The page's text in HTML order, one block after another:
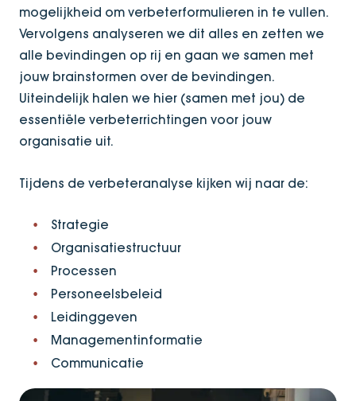
mogelijkheid om verbeterformulieren in te vullen.
Vervolgens analyseren we dit alles en zetten we
alle bevindingen op rij en gaan we samen met
jouw brainstormen over de bevindingen.
Uiteindelijk halen we hier (samen met jou) de
essentiële verbeterrichtingen voor jouw
organisatie uit.
Tijdens de verbeteranalyse kijken wij naar de:
Strategie
Organisatiestructuur
Processen
Personeelsbeleid
Leidinggeven
Managementinformatie​
Communicatie